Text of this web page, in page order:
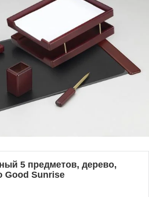
5 предметов, дерево,
Good Sunrise